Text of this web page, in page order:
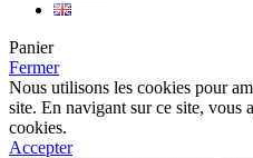
Panier
Fermer
Nous utilisons les cookies pour
site. En navigant sur ce site, vous
cookies.
Accepter